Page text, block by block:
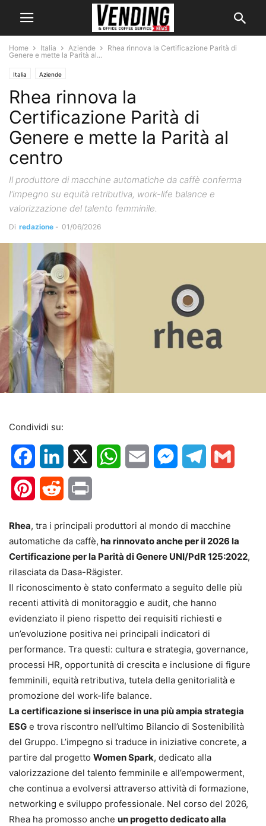
Home Italia Aziende
Rhea rinnova la Certificazione Parità di
Genere e mette la Parità al...
Italia Aziende
Rhea rinnova la
Certificazione Parità di
Genere e mette la Parità al
centro
Il produttore di macchine automatiche da caffè conferma
l'impegno su equità retributiva, work-life balance e
valorizzazione del talento femminile.
Di redazione - 01/06/2026
Condividi su:
FacebookLinkedIn WhatsApp
Email MessengerTelegram
PinterestReddit
Rhea, tra i principali produttori al mondo di macchine
automatiche da caffè, ha rinnovato anche per il 2026 la
Certificazione per la Parità di Genere UNI/PdR 125:2022,
rilasciata da Dasa-Rägister.
Il riconoscimento è stato confermato a seguito delle più
recenti attività di monitoraggio e audit, che hanno
evidenziato il pieno rispetto dei requisiti richiesti e
un’evoluzione positiva nei principali indicatori di
performance. Tra questi: cultura e strategia, governance,
processi HR, opportunità di crescita e inclusione di figure
femminili, equità retributiva, tutela della genitorialità e
promozione del work-life balance.
La certificazione si inserisce in una più ampia strategia
ESG e trova riscontro nell’ultimo Bilancio di Sostenibilità
del Gruppo. L’impegno si traduce in iniziative concrete, a
partire dal progetto Women Spark, dedicato alla
valorizzazione del talento femminile e all’empowerment,
che continua a evolversi attraverso attività di formazione,
networking e sviluppo professionale. Nel corso del 2026,
Rhea ha promosso anche un progetto dedicato alla